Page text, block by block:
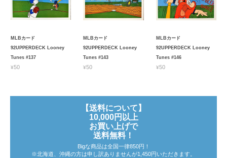
MLBカード
92UPPERDECK Looney
Tunes #137
¥50
MLBカード
92UPPERDECK Looney
Tunes #143
¥50
MLBカード
92UPPERDECK Looney
Tunes #146
¥50
【送料について】
10,000円以上
お買い上げで
送料無料！
Bigな商品は全国一律850円！
※北海道、沖縄の方は申し訳ありませんが1,450円いただきます。